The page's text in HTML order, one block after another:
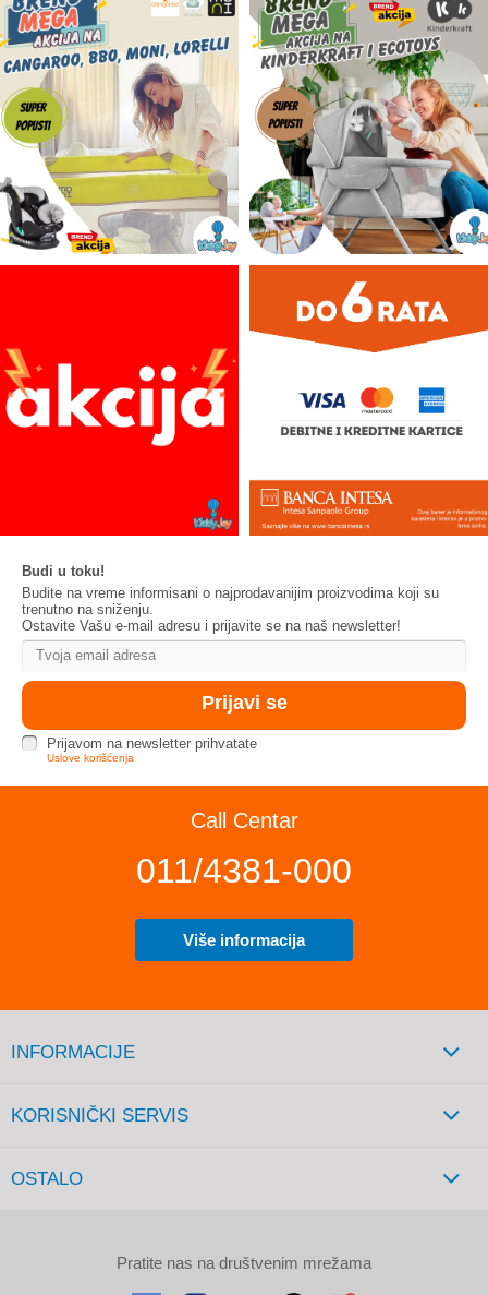
Budi u toku!
Budite na vreme informisani o najprodavanijim proizvodima koji su
trenutno na sniženju.
Ostavite Vašu e-mail adresu i prijavite se na naš newsletter!
Prijavom na newsletter prihvatate
Uslove korišćenja
Call Centar
011/4381-000
Više informacija
INFORMACIJE
KORISNIČKI SERVIS
OSTALO
Pratite nas na društvenim mrežama